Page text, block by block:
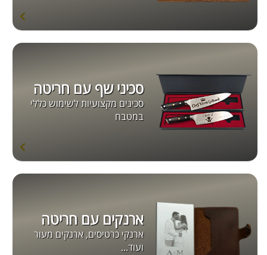
סכיני שף עם חריטה
סכינים מקצועיות לשימוש כללי
במטבח
ארנקים עם חריטה
ארנקי כרטיסים, ארנקים מעור
ועוד...